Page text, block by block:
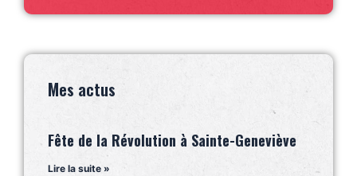
Mes actus
Fête de la Révolution à Sainte-Geneviève
Lire la suite »